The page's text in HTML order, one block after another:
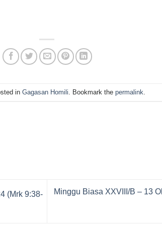
in Gagasan Homili . Bookmark the permalink
(Mrk 9:38-
Minggu Biasa XXVIII/B – 13